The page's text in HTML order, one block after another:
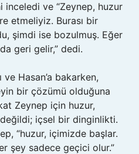
inceledi ve “Zeynep, huzur
etmeliyiz. Burası bir
şimdi ise bozulmuş. Eğer
geri gelir,” dedi.
Hasan’a bakarken,
bir çözümü olduğuna
Zeynep için huzur,
içsel bir dinginlikti.
“huzur, içimizde başlar.
şey sadece geçici olur.”